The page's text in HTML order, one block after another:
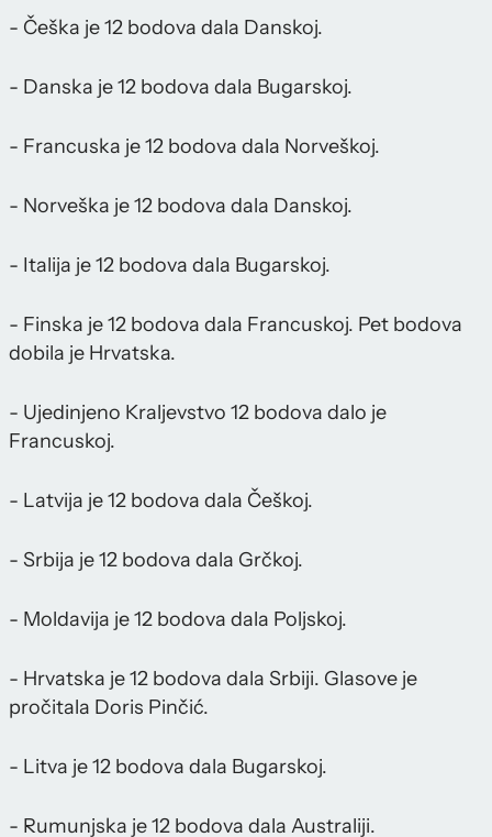
- Češka je 12 bodova dala Danskoj.
- Danska je 12 bodova dala Bugarskoj.
- Francuska je 12 bodova dala Norveškoj.
- Norveška je 12 bodova dala Danskoj.
- Italija je 12 bodova dala Bugarskoj.
- Finska je 12 bodova dala Francuskoj. Pet bodova
dobila je Hrvatska.
- Ujedinjeno Kraljevstvo 12 bodova dalo je
Francuskoj.
- Latvija je 12 bodova dala Češkoj.
- Srbija je 12 bodova dala Grčkoj.
- Moldavija je 12 bodova dala Poljskoj.
- Hrvatska je 12 bodova dala Srbiji. Glasove je
pročitala Doris Pinčić.
- Litva je 12 bodova dala Bugarskoj.
- Rumunjska je 12 bodova dala Australiji.